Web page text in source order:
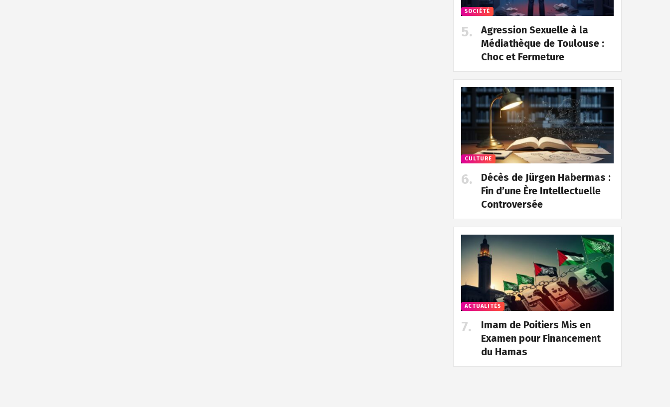
SOCIÉTÉ
Agression Sexuelle à la
Médiathèque de Toulouse :
Choc et Fermeture
CULTURE
Décès de Jürgen Habermas :
Fin d’une Ère Intellectuelle
Controversée
ACTUALITÉS
Imam de Poitiers Mis en
Examen pour Financement
du Hamas